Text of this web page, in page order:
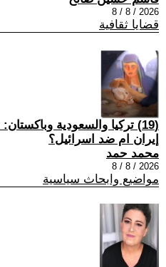
2026 / 8 / 8
قضايا ثقافية
(19) تركيا والسعودية
إيران ام ضد اسرائيل؟
محمد حمد
2026 / 8 / 8
مواضيع وابحاث سياسية